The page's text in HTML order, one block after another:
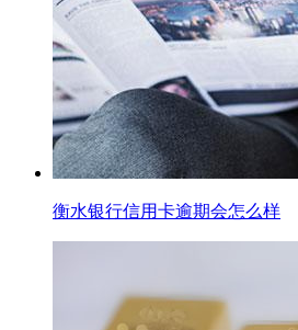
衡水银行信用卡逾期会怎么样